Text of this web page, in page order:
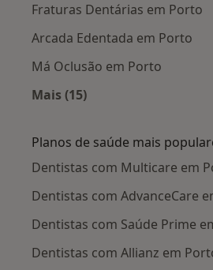
Fraturas Dentárias em Porto
Arcada Edentada em Porto
Má Oclusão em Porto
Mais (15)
Planos de saúde mais
Dentistas com Multicare em
Dentistas com AdvanceCare
Dentistas com Saúde Prime
Dentistas com Allianz em